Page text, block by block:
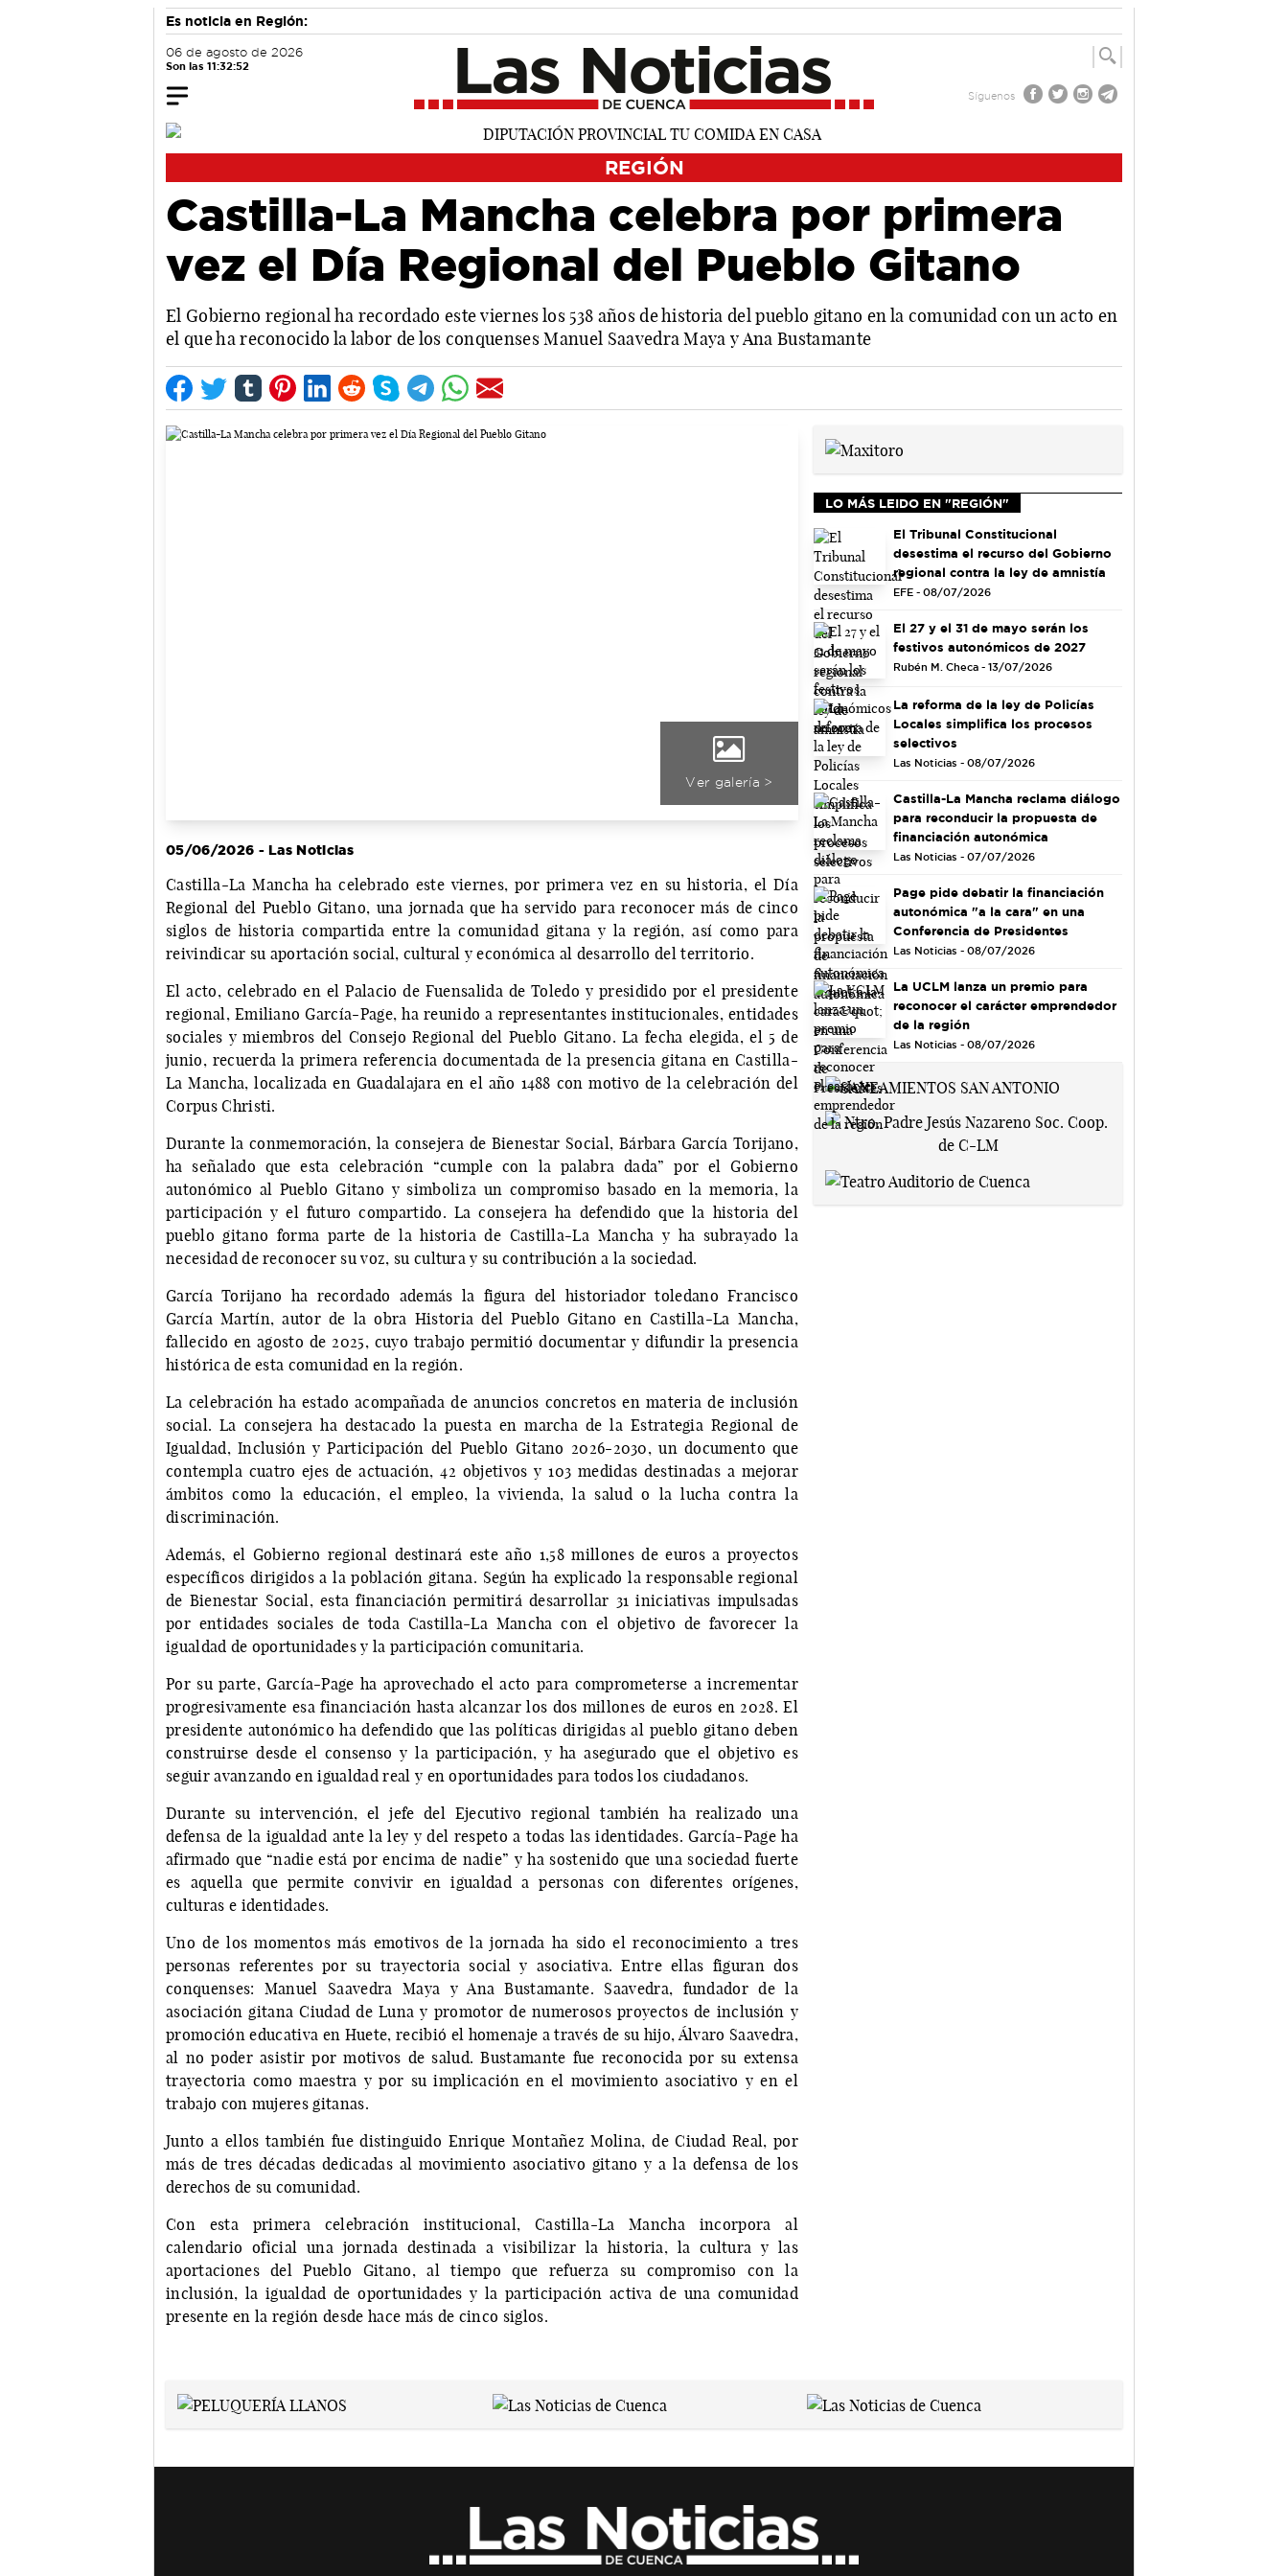
Es noticia en Región:
06 de agosto de 2026
Son las 11:32:53
Síguenos
REGIÓN
Castilla-La Mancha celebra por primera
vez el Día Regional del Pueblo Gitano
El Gobierno regional ha recordado este viernes los 538 años de historia del pueblo gitano en la comunidad con un acto en
el que ha reconocido la labor de los conquenses Manuel Saavedra Maya y Ana Bustamante
Ver galería >
05/06/2026 - Las Noticias
Castilla-La Mancha ha celebrado este viernes, por primera vez en su historia, el Día
Regional del Pueblo Gitano, una jornada que ha servido para reconocer más de cinco
siglos de historia compartida entre la comunidad gitana y la región, así como para
reivindicar su aportación social, cultural y económica al desarrollo del territorio.
El acto, celebrado en el Palacio de Fuensalida de Toledo y presidido por el presidente
regional, Emiliano García-Page, ha reunido a representantes institucionales, entidades
sociales y miembros del Consejo Regional del Pueblo Gitano. La fecha elegida, el 5 de
junio, recuerda la primera referencia documentada de la presencia gitana en Castilla-
La Mancha, localizada en Guadalajara en el año 1488 con motivo de la celebración del
Corpus Christi.
Durante la conmemoración, la consejera de Bienestar Social, Bárbara García Torijano,
ha señalado que esta celebración “cumple con la palabra dada” por el Gobierno
autonómico al Pueblo Gitano y simboliza un compromiso basado en la memoria, la
participación y el futuro compartido. La consejera ha defendido que la historia del
pueblo gitano forma parte de la historia de Castilla-La Mancha y ha subrayado la
necesidad de reconocer su voz, su cultura y su contribución a la sociedad.
García Torijano ha recordado además la figura del historiador toledano Francisco
García Martín, autor de la obra Historia del Pueblo Gitano en Castilla-La Mancha,
fallecido en agosto de 2025, cuyo trabajo permitió documentar y difundir la presencia
histórica de esta comunidad en la región.
La celebración ha estado acompañada de anuncios concretos en materia de inclusión
social. La consejera ha destacado la puesta en marcha de la Estrategia Regional de
Igualdad, Inclusión y Participación del Pueblo Gitano 2026-2030, un documento que
contempla cuatro ejes de actuación, 42 objetivos y 103 medidas destinadas a mejorar
ámbitos como la educación, el empleo, la vivienda, la salud o la lucha contra la
discriminación.
Además, el Gobierno regional destinará este año 1,58 millones de euros a proyectos
específicos dirigidos a la población gitana. Según ha explicado la responsable regional
de Bienestar Social, esta financiación permitirá desarrollar 31 iniciativas impulsadas
por entidades sociales de toda Castilla-La Mancha con el objetivo de favorecer la
igualdad de oportunidades y la participación comunitaria.
Por su parte, García-Page ha aprovechado el acto para comprometerse a incrementar
progresivamente esa financiación hasta alcanzar los dos millones de euros en 2028. El
presidente autonómico ha defendido que las políticas dirigidas al pueblo gitano deben
construirse desde el consenso y la participación, y ha asegurado que el objetivo es
seguir avanzando en igualdad real y en oportunidades para todos los ciudadanos.
Durante su intervención, el jefe del Ejecutivo regional también ha realizado una
defensa de la igualdad ante la ley y del respeto a todas las identidades. García-Page ha
afirmado que “nadie está por encima de nadie” y ha sostenido que una sociedad fuerte
es aquella que permite convivir en igualdad a personas con diferentes orígenes,
culturas e identidades.
Uno de los momentos más emotivos de la jornada ha sido el reconocimiento a tres
personas referentes por su trayectoria social y asociativa. Entre ellas figuran dos
conquenses: Manuel Saavedra Maya y Ana Bustamante. Saavedra, fundador de la
asociación gitana Ciudad de Luna y promotor de numerosos proyectos de inclusión y
promoción educativa en Huete, recibió el homenaje a través de su hijo, Álvaro Saavedra,
al no poder asistir por motivos de salud. Bustamante fue reconocida por su extensa
trayectoria como maestra y por su implicación en el movimiento asociativo y en el
trabajo con mujeres gitanas.
Junto a ellos también fue distinguido Enrique Montañez Molina, de Ciudad Real, por
más de tres décadas dedicadas al movimiento asociativo gitano y a la defensa de los
derechos de su comunidad.
Con esta primera celebración institucional, Castilla-La Mancha incorpora al
calendario oficial una jornada destinada a visibilizar la historia, la cultura y las
aportaciones del Pueblo Gitano, al tiempo que refuerza su compromiso con la
inclusión, la igualdad de oportunidades y la participación activa de una comunidad
presente en la región desde hace más de cinco siglos.
LO MÁS LEIDO EN "REGIÓN"
El Tribunal Constitucional
desestima el recurso del Gobierno
regional contra la ley de amnistía
EFE - 08/07/2026
El 27 y el 31 de mayo serán los
festivos autonómicos de 2027
Rubén M. Checa - 13/07/2026
La reforma de la ley de Policías
Locales simplifica los procesos
selectivos
Las Noticias - 08/07/2026
Castilla-La Mancha reclama diálogo
para reconducir la propuesta de
financiación autonómica
Las Noticias - 07/07/2026
Page pide debatir la financiación
autonómica "a la cara" en una
Conferencia de Presidentes
Las Noticias - 08/07/2026
La UCLM lanza un premio para
reconocer el carácter emprendedor
de la región
Las Noticias - 08/07/2026